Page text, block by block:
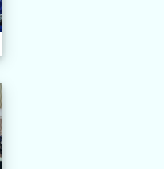
114.04.21 榮興採茶劇團演